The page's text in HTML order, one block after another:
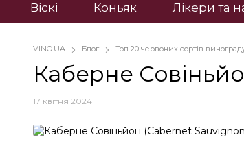
Віскі Коньяк Лікери та
VINO.UA Блог Топ 20 червоних сортів
Каберне
17 квітня 2024